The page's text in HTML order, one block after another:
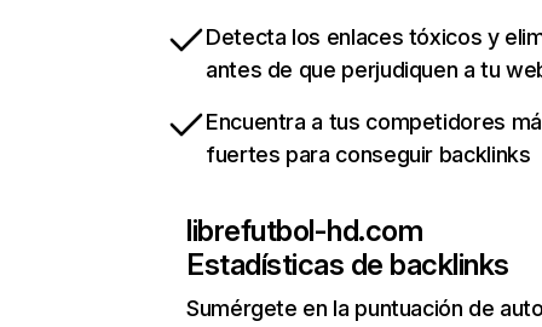
Detecta los enlaces tóxicos y
antes de que perjudiquen a tu
Encuentra a tus competidores
fuertes para conseguir backlinks
librefutbol-hd.com
Estadísticas de backlinks
Sumérgete en la puntuación de